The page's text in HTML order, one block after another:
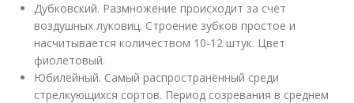
Дубковский. Размножение происходит за счёт
воздушных луковиц. Строение зубков простое и
насчитывается количеством 10-12 штук. Цвет
фиолетовый.
Юбилейный. Самый распространённый среди
стрелкующихся сортов. Период созревания в среднем